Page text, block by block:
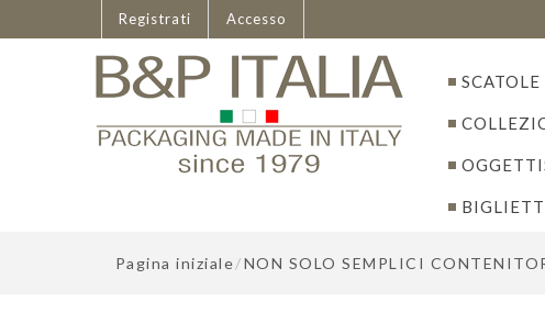
Registrati Accesso
Pagina iniziale/NON SOLO SEMPLICI